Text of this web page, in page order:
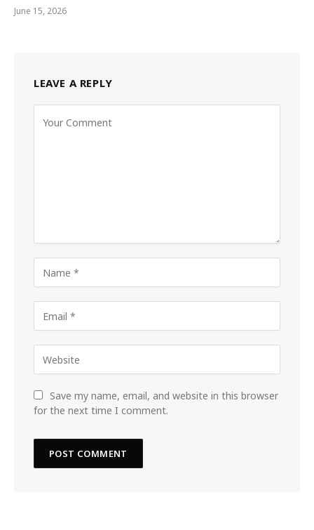
June 15, 2026
LEAVE A REPLY
Save my name, email, and website in this browser
for the next time I comment.